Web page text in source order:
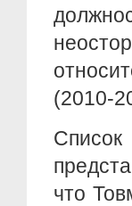
(2010-
что